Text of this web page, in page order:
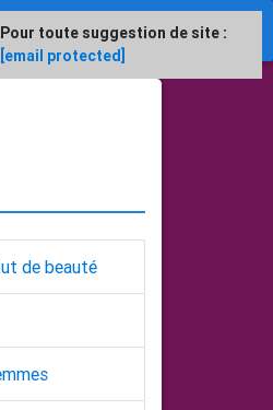
de beauté
Pour toute suggestion de site :
[email protected]